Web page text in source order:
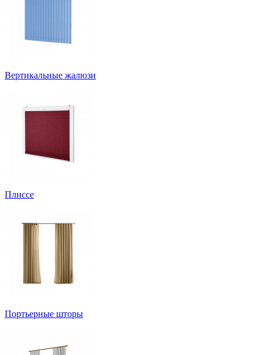
Вертикальные жалюзи
Плиссе
Портьерные шторы